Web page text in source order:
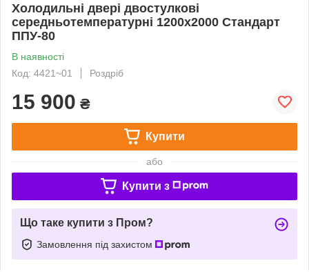
Холодильні двері двостулкові
середньотемпературні 1200х2000 Стандарт
ППУ-80
В наявності
Код: 4421~01
Роздріб
15 900 ₴
Купити
або
Купити з
Що таке купити з Пром?
Замовлення під захистом